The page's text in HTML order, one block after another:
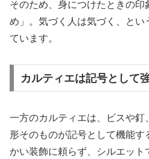
そのため、身につけたときの印
め」。気づく人は気づく、とい
ています。
カルティエは記号として
一方のカルティエは、ビスや釘
形そのものが記号として機能す
かい装飾に頼らず、シルエット